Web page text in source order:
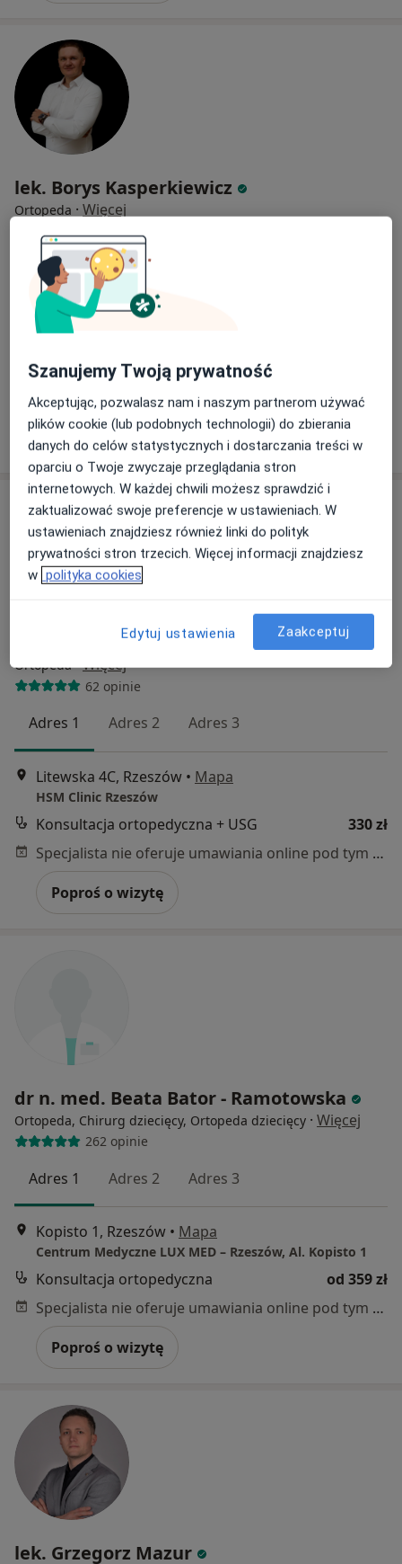
lek. Borys Kasperkiewicz
Ortopeda · Więcej
47 opinii
Adres 1 Adres 2
Stanisława Jabłońskiego 2, Rzeszów
Konsultacja ortopedyczna
Poproś o wizytę
lek. Paweł Pyszny
Ortopeda·Więcej
62 opinie
Adres 1 Adres 2 Adres 3
Litewska 4C, Rzeszów • Mapa
HSM Clinic Rzeszów
Konsultacja ortopedyczna + USG
330 zł
Specjalista nie oferuje umawiania online pod tym adresem.
Poproś o wizytę
dr n. med. Beata Bator - Ramotowska
Ortopeda, Chirurg dziecięcy, Ortopeda dziecięcy · Więcej
262 opinie
Adres 1 Adres 2 Adres 3
Kopisto 1, Rzeszów • Mapa
Centrum Medyczne LUX MED – Rzeszów, Al. Kopisto 1
Konsultacja ortopedyczna
od 359 zł
Specjalista nie oferuje umawiania online pod tym adresem.
Poproś o wizytę
lek. Grzegorz Mazur
Szanujemy Twoją prywatność
Akceptując, pozwalasz nam i naszym partnerom używać
plików cookie (lub podobnych technologii) do zbierania
danych do celów statystycznych i dostarczania treści w
oparciu o Twoje zwyczaje przeglądania stron
internetowych. W każdej chwili możesz sprawdzić i
zaktualizować swoje preferencje w ustawieniach. W
ustawieniach znajdziesz również linki do polityk
prywatności stron trzecich. Więcej informacji znajdziesz
w polityka cookies
Edytuj ustawienia Zaakceptuj